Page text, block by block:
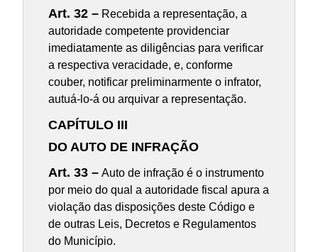
Art. 32 – Recebida a representação, a
autoridade competente providenciar
imediatamente as diligências para verificar
a respectiva veracidade, e, conforme
couber, notificar preliminarmente o infrator,
autuá-lo-á ou arquivar a representação.
CAPÍTULO III
DO AUTO DE INFRAÇÃO
Art. 33 – Auto de infração é o instrumento
por meio do qual a autoridade fiscal apura a
violação das disposições deste Código e
de outras Leis, Decretos e Regulamentos
do Município.